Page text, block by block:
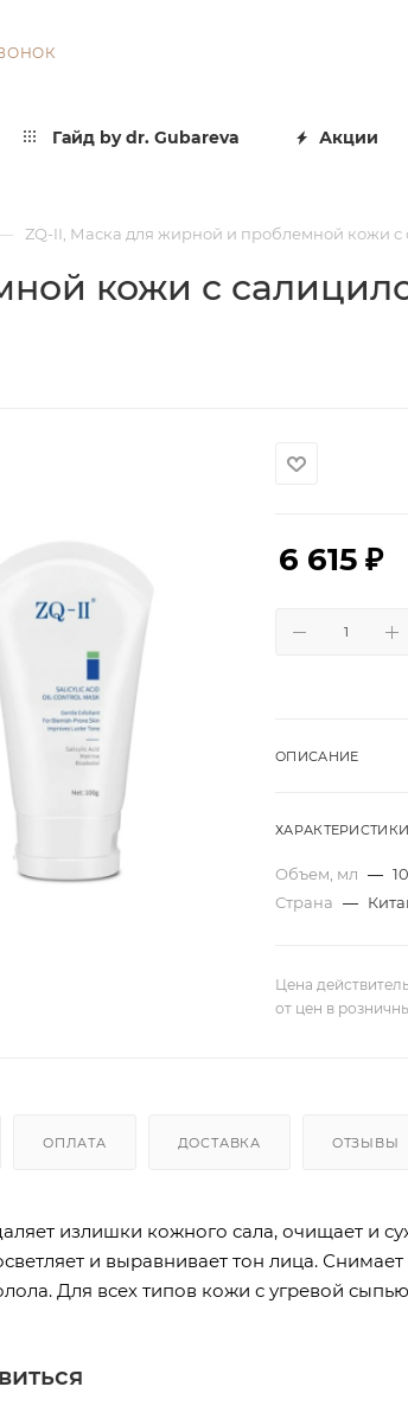
Гайд by dr. Gubareva Акции
ZQ-II, Маска для жирной и проблемной кожи с
кожи с
6 615 ₽
ОПИСАНИЕ
ХАРАКТЕРИСТИКИ
Объем, мл —
Страна —
Цена
от цен в
ОПЛАТА ДОСТАВКА ОТЗЫВЫ
излишки кожного сала, очищает и
и выравнивает тон лица.
Для всех типов кожи с угревой